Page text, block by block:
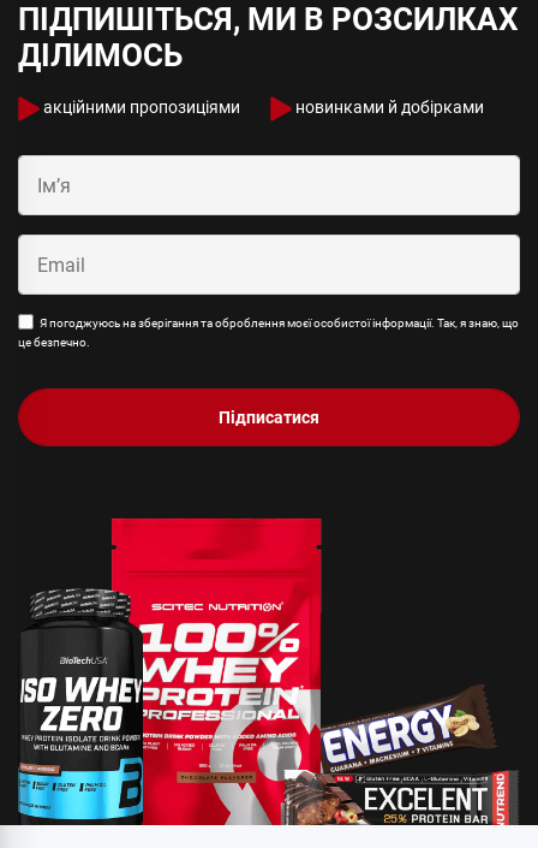
ПІДПИШІТЬСЯ, МИ В РОЗСИЛКАХ
ДІЛИМОСЬ
акційними пропозиціями новинками й добірками
Я погоджуюсь на зберігання та оброблення моєї особистої інформації. Так, я знаю, що
це безпечно.
Підписатися